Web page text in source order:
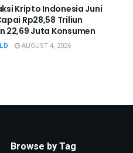
Kripto Indonesia Juni
Rp28,58 Triliun
22,69 Juta Konsumen
AUGUST 4, 2026
Browse by Tag